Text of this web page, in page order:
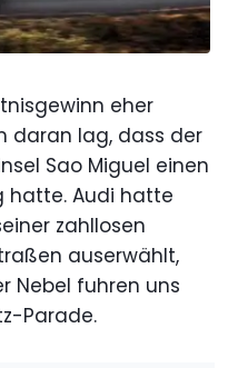
eher
daran lag, dass der
Sao Miguel einen
hatte. Audi hatte
zahllosen
auserwählt,
Nebel fuhren uns
Parade.